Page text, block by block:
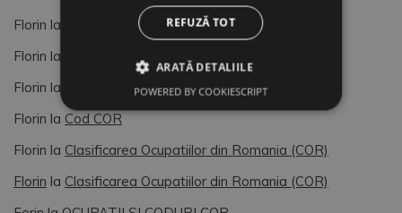
Florin la
OCUPATII SI CODURI COR
Florin la
Managementul Vietii si al Resurselor Umane
Florin la
Florin la Cod COR
Florin la Clasificarea Ocupatiilor din Romania (COR)
Florin la Clasificarea Ocupatiilor din Romania (COR)
REFUZĂ TOT
ARATĂ DETALIILE
POWERED BY COOKIESCRIPT